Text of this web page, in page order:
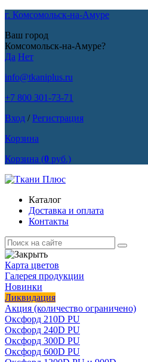
г. Комсомольск-на-Амуре
Ваш город
Комсомольск-на-Амуре?
Да Нет
info@tkaniplus.ru
+7 800 301-73-71
Вход /Регистрация
Корзина
Корзина (0 руб.)
Каталог
Доставка и оплата
Контакты
Карта цветов
Галерея продукции
Новинки
Ликвидация
Акция (количество ограничено)
Оксфорд 210D PU
Оксфорд 240D PU
Оксфорд 300D PU
Оксфорд 600D PU